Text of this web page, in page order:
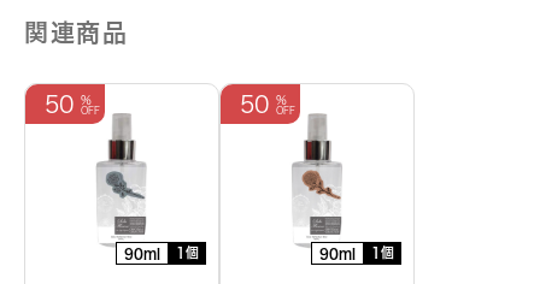
ー
個
関連商品
90ml 1個
50
90ml 1個
50